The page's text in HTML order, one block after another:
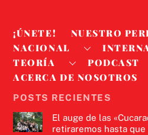
¡ÚNETE!
NUESTRO
NACIONAL
TEORÍA
PODCAST
ACERCA DE NOSOTROS
POSTS RECIENTES
El auge de las
retiraremos hasta que